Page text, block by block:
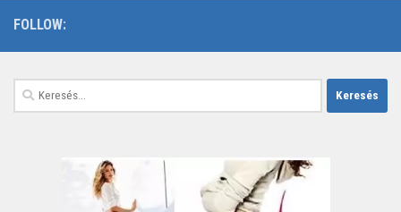
FOLLOW:
Keresés: